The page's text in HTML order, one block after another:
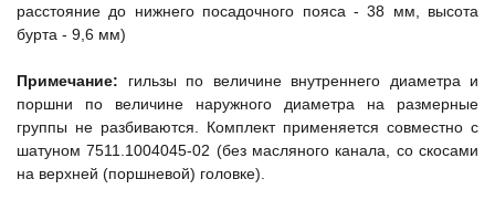
расстояние до нижнего посадочного пояса - 38 мм, высота
бурта - 9,6 мм)
Примечание: гильзы по величине внутреннего диаметра и
поршни по величине наружного диаметра на размерные
группы не разбиваются. Комплект применяется совместно с
шатуном 7511.1004045-02 (без масляного канала, со скосами
на верхней (поршневой) головке).